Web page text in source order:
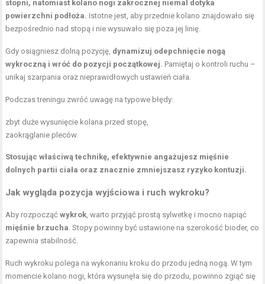
stopni, natomiast kolano nogi zakrocznej niemal dotyka
powierzchni podłoża. Istotne jest, aby przednie kolano znajdowało się
bezpośrednio nad stopą i nie wysuwało się poza jej linię.
Gdy osiągniesz dolną pozycję, dynamizuj odepchnięcie nogą
wykroczną i wróć do pozycji początkowej. Pamiętaj o kontroli ruchu –
unikaj szarpania oraz nieprawidłowych ustawień ciała.
Podczas treningu zwróć uwagę na typowe błędy:
zbyt duże wysunięcie kolana przed stopę,
zaokrąglanie pleców.
Stosując właściwą technikę, efektywnie angażujesz mięśnie
dolnych partii ciała oraz znacznie zmniejszasz ryzyko kontuzji.
Jak wygląda pozycja wyjściowa i ruch wykroku?
Aby rozpocząćwykrok, warto przyjąć prostą sylwetkę i mocno napiąć
mięśnie brzucha. Stopy powinny być ustawione na szerokość bioder, co
zapewnia stabilność.
Ruch wykroku polega na wykonaniu kroku do przodu jedną nogą. W tym
momencie kolano nogi, która wysunęła się do przodu, powinno zgiąć się